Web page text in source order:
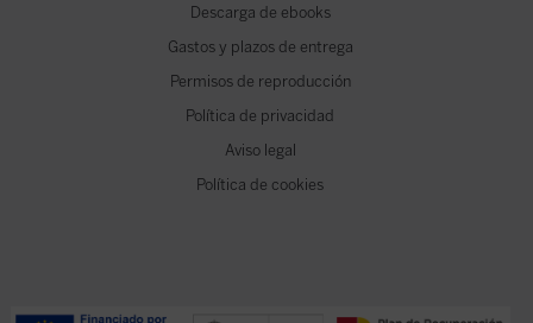
Descarga de ebooks
Gastos y plazos de entrega
Permisos de reproducción
Política de privacidad
Aviso legal
Política de cookies